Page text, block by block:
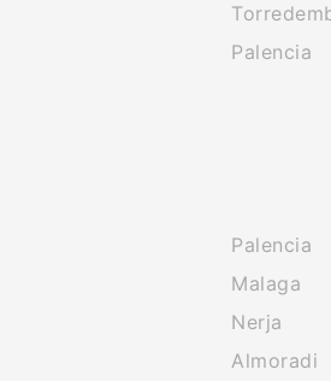
Palencia
Palencia
Malaga
Nerja
Almoradi